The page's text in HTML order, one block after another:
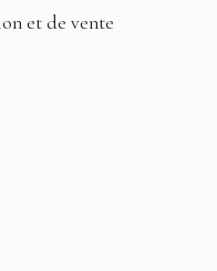
et de vente